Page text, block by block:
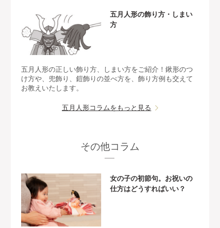
五月人形の飾り方・しまい
方
五月人形の正しい飾り方、しまい方をご紹介！鍬形のつ
け方や、兜飾り、鎧飾りの並べ方を、飾り方例も交えて
お教えいたします。
五月人形コラムをもっと見る
その他コラム
女の子の初節句。お祝いの
仕方はどうすればいい？